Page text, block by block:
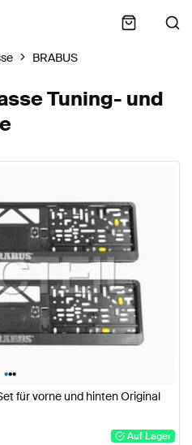
BRABUS
Tuning- und
•••
für vorne und hinten Original
Auf Lager